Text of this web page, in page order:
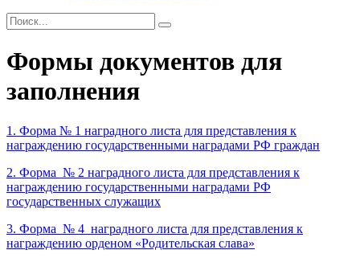
Формы документов для
заполнения
1. Форма № 1 наградного листа для представления к
награждению государственными наградами РФ граждан
2. Форма № 2 наградного листа для представления к
награждению государственными наградами РФ
государственных служащих
3. Форма № 4 наградного листа для представления к
награждению орденом «Родительская слава»